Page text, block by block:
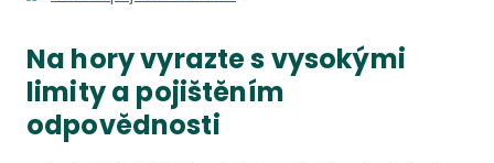
Na hory vyrazte s vysokými
limity a pojištěním
odpovědnosti